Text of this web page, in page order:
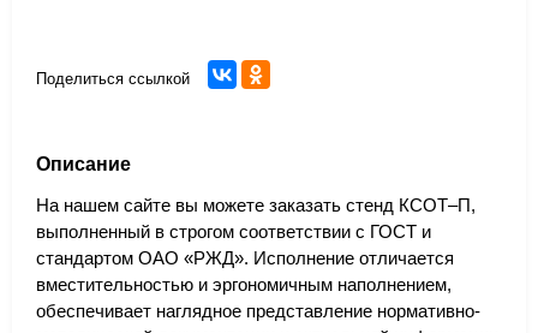
Поделиться ссылкой
Описание
На нашем сайте вы можете заказать стенд КСОТ–П,
выполненный в строгом соответствии с ГОСТ и
стандартом ОАО «РЖД». Исполнение отличается
вместительностью и эргономичным наполнением,
обеспечивает наглядное представление нормативно-